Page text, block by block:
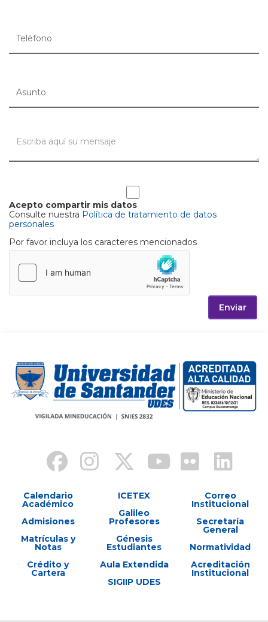
Acepto compartir mis datos
Consulte nuestra Política de tratamiento de datos
personales
Por favor incluya los caracteres mencionados
Enviar
Calendario
Académico
Admisiones
Matrículas y
Notas
Crédito y
Cartera
ICETEX
Galileo
Profesores
Génesis
Estudiantes
Aula Extendida
SIGIIP UDES
Correo
Institucional
Secretaría
General
Normatividad
Acreditación
Institucional